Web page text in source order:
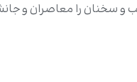
و سخنان را معاصران و